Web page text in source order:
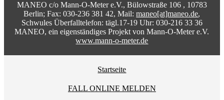
MANEO c/o Mann-O-Meter e.V., Bülowstraße 106 , 10783
Berlin; Fax: 030-236 381 42, Mail:maneo[at]maneo.de,
Schwules Überfalltelefon: tägl.17-19 Uhr: 030-216 33 36
MANEO, ein eigenständiges Projekt von Mann-O-Meter e.V.
www.mann-o-meter.de
Startseite
FALL ONLINE MELDEN